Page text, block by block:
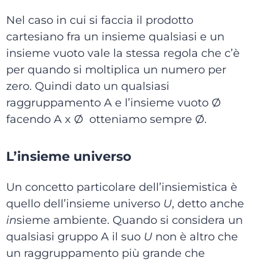
Nel caso in cui si faccia il prodotto
cartesiano fra un insieme qualsiasi e un
insieme vuoto vale la stessa regola che c’è
per quando si moltiplica un numero per
zero. Quindi dato un qualsiasi
raggruppamento A e l’insieme vuoto Ø
facendo A x Ø otteniamo sempre Ø.
L’insieme universo
Un concetto particolare dell’insiemistica è
quello dell’insieme universo U, detto anche
insieme ambiente. Quando si considera un
qualsiasi gruppo A il suo U non è altro che
un raggruppamento più grande che